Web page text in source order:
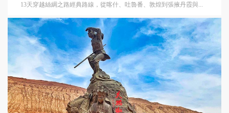
13天穿越絲綢之路經典路線，從喀什、吐魯番、敦煌到張掖丹霞與...